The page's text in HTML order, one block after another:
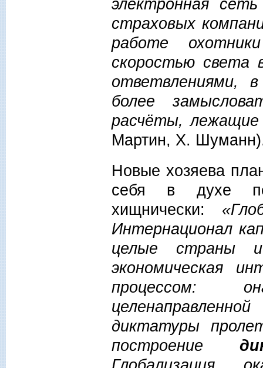
электронная
страховых
работе
скоростью света
ответвлениями,
более
расчёты, лежащие
Мартин, Х.
Новые хозяева
себя в духе
хищнически:
Интернационал
целые страны и
экономическая
процессом:
диктатуры
построение